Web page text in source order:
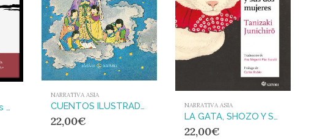
El palacio de las dos colinas
NARRATIVA ASIA
CUENTOS ILUSTRADOS JAPONESES
22,00€
NARRATIVA ASIA
LA GATA, SHOZO Y SUS DOS MUJERES
22,00€